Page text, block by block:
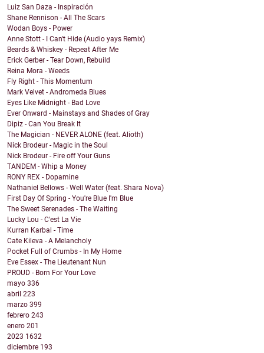
Luiz San Daza - Inspiración
Shane Rennison - All The Scars
Wodan Boys - Power
Anne Stott - I Can't Hide (Audio yays Remix)
Beards & Whiskey - Repeat After Me
Erick Gerber - Tear Down, Rebuild
Reina Mora - Weeds
Fly Right - This Momentum
Mark Velvet - Andromeda Blues
Eyes Like Midnight - Bad Love
Ever Onward - Mainstays and Shades of Gray
Dipiz - Can You Break It
The Magician - NEVER ALONE (feat. Alioth)
Nick Brodeur - Magic in the Soul
Nick Brodeur - Fire off Your Guns
TANDEM - Whip a Money
RONY REX - Dopamine
Nathaniel Bellows - Well Water (feat. Shara Nova)
First Day Of Spring - You're Blue I'm Blue
The Sweet Serenades - The Waiting
Lucky Lou - C'est La Vie
Kurran Karbal - Time
Cate Kileva - A Melancholy
Pocket Full of Crumbs - In My Home
Eve Essex - The Lieutenant Nun
PROUD - Born For Your Love
mayo 336
abril 223
marzo 399
febrero 243
enero 201
2023 1632
diciembre 193